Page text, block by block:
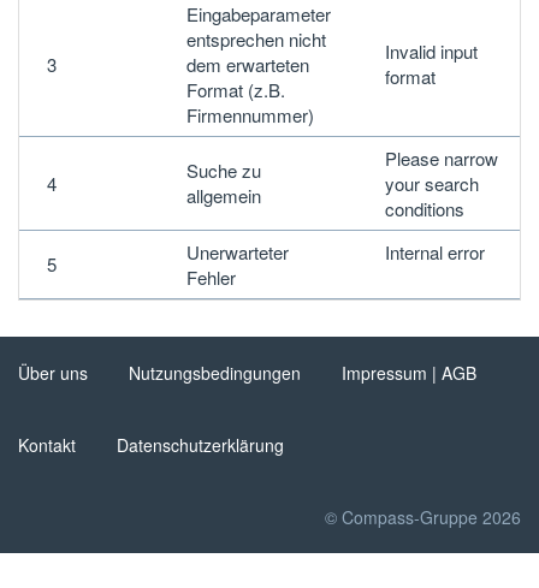
3
Eingabeparameter
entsprechen nicht
dem erwarteten
Format (z.B.
Firmennummer)
Invalid input
format
4
Suche zu
allgemein
Please narrow
your search
conditions
5
Unerwarteter
Fehler
Internal error
Über uns Nutzungsbedingungen Impressum | AGB
Kontakt Datenschutzerklärung
© Compass-Gruppe 2026